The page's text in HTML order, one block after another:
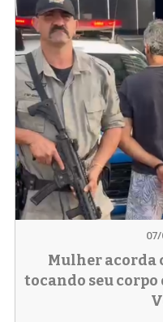
Mulher acorda
tocando seu corpo